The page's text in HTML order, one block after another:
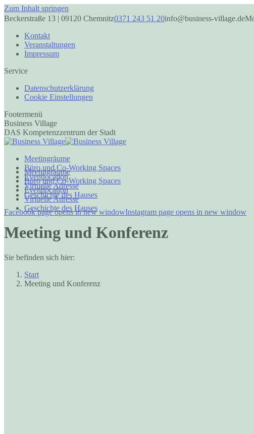
Zum Inhalt springen
Beckerstraße 13 | 09120 Chemnitz0371 243 51 20info@business-village.de
Kontakt
Veranstaltungen
Impressum
Service
Datenschutzerklärung
Cookie Einstellungen
Footermenü
Business Village
DAS Kompetenzzentrum der Stadt
Meetingräume
Büro und Co-Working Spaces
Eventlocation
Virtuelle Adresse
Geschichte des Hauses
Facebook page opens in new windowInstagram page opens in new window
Meetingräume
Büro und Co-Working Spaces
Eventlocation
Virtuelle Adresse
Geschichte des Hauses
Meeting und Konferenz
Sie befinden sich hier:
Start
Meeting und Konferenz